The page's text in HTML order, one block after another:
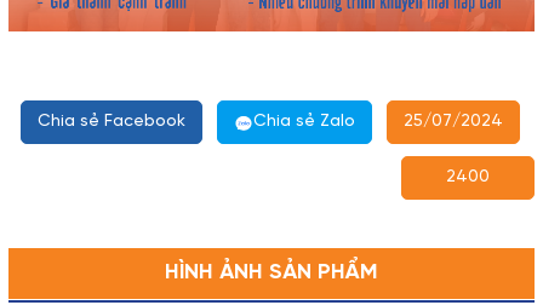
Chia sẻ Facebook Chia sẻ Zalo 25/07/2024
2400
HÌNH ẢNH SẢN PHẨM